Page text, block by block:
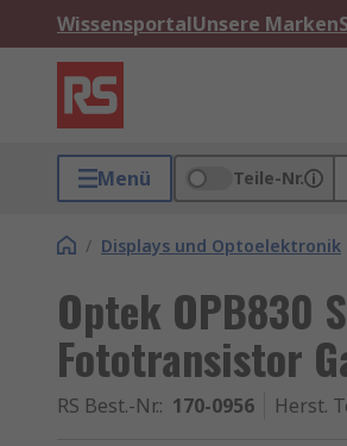
WissensportalUnsere Marken
Menü Teile-Nr.
/ Displays und Optoelektronik
Optek OPB830
Fototransistor
RS Best.-Nr.: 170-0956 Herst.